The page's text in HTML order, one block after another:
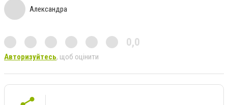
Александра
0,0
Авторизуйтесь, щоб оцінити